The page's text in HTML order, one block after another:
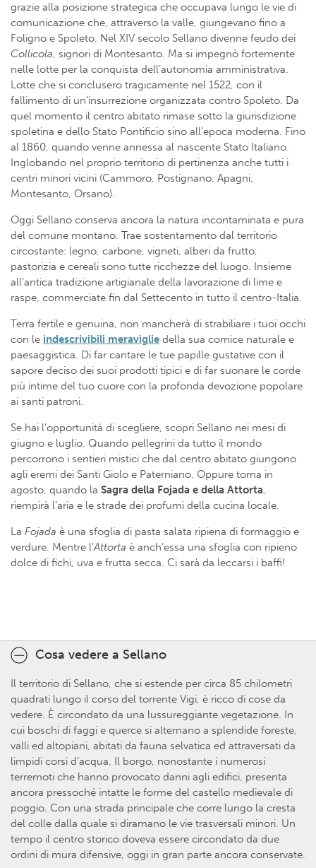
grazie alla posizione strategica che occupava lungo le vie di
comunicazione che, attraverso la valle, giungevano fino a
Foligno e Spoleto. Nel XIV secolo Sellano divenne feudo dei
Collicola, signori di Montesanto. Ma si impegnò fortemente
nelle lotte per la conquista dell’autonomia amministrativa.
Lotte che si conclusero tragicamente nel 1522, con il
fallimento di un’insurrezione organizzata contro Spoleto. Da
quel momento il centro abitato rimase sotto la giurisdizione
spoletina e dello Stato Pontificio sino all’epoca moderna. Fino
al 1860, quando venne annessa al nascente Stato Italiano.
Inglobando nel proprio territorio di pertinenza anche tutti i
centri minori vicini (Cammoro, Postignano, Apagni,
Montesanto, Orsano).
Oggi Sellano conserva ancora la natura incontaminata e pura
del comune montano. Trae sostentamento dal territorio
circostante: legno, carbone, vigneti, alberi da frutto,
pastorizia e cereali sono tutte ricchezze del luogo. Insieme
all’antica tradizione artigianale della lavorazione di lime e
raspe, commerciate fin dal Settecento in tutto il centro-Italia.
Terra fertile e genuina, non mancherà di strabiliare i tuoi occhi
con le indescrivibili meraviglie della sua cornice naturale e
paesaggistica. Di far cantare le tue papille gustative con il
sapore deciso dei suoi prodotti tipici e di far suonare le corde
più intime del tuo cuore con la profonda devozione popolare
ai santi patroni.
Se hai l’opportunità di scegliere, scopri Sellano nei mesi di
giugno e luglio. Quando pellegrini da tutto il mondo
percorrono i sentieri mistici che dal centro abitato giungono
agli eremi dei Santi Giolo e Paterniano. Oppure torna in
agosto, quando la Sagra della Fojada e della Attorta,
riempirà l’aria e le strade dei profumi della cucina locale.
La Fojada è una sfoglia di pasta salata ripiena di formaggio e
verdure. Mentre l’Attorta è anch’essa una sfoglia con ripieno
dolce di fichi, uva e frutta secca. Ci sarà da leccarsi i baffi!
Cosa vedere a Sellano
Il territorio di Sellano, che si estende per circa 85 chilometri
quadrati lungo il corso del torrente Vigi, è ricco di cose da
vedere. È circondato da una lussureggiante vegetazione. In
cui boschi di faggi e querce si alternano a splendide foreste,
valli ed altopiani, abitati da fauna selvatica ed attraversati da
limpidi corsi d’acqua. Il borgo, nonostante i numerosi
terremoti che hanno provocato danni agli edifici, presenta
ancora pressoché intatte le forme del castello medievale di
poggio. Con una strada principale che corre lungo la cresta
del colle dalla quale si diramano le vie trasversali minori. Un
tempo il centro storico doveva essere circondato da due
ordini di mura difensive, oggi in gran parte ancora conservate.